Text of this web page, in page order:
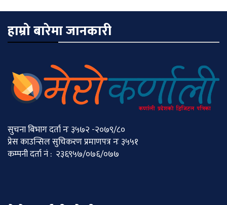
हाम्रो बारेमा जानकारी
सुचना बिभाग दर्ता नः ३५७२ -२०७९/८०
प्रेस काउन्सिल सुचिकरण प्रमाणपत्र नः ३५५१
कम्पनी दर्ता नं : २३६९५७/०७६/०७७